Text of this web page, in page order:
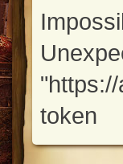
token